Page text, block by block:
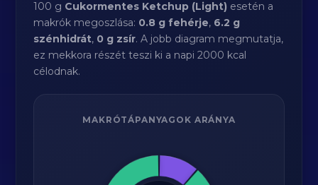
100 g Cukormentes Ketchup (Light) esetén a
makrók megoszlása: 0.8 g fehérje, 6.2 g
szénhidrát, 0 g zsír. A jobb diagram megmutatja,
ez mekkora részét teszi ki a napi 2000 kcal
célodnak.
MAKRÓTÁPANYAGOK ARÁNYA